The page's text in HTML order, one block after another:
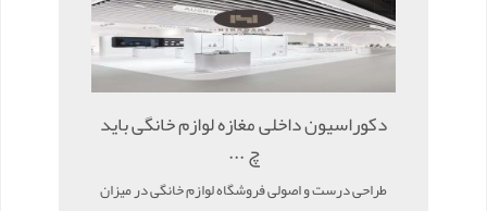
دکوراسیون داخلی مغازه لوازم خانگی باید
چ ...
طراحی درست و اصولی فروشگاه لوازم خانگی در میزان